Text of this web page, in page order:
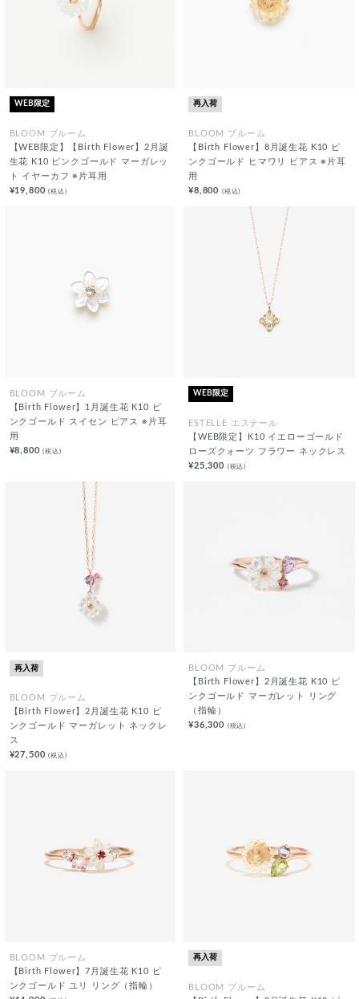
WEB限定
BLOOM ブルーム
【WEB限定】【Birth Flower】2月誕
生花 K10 ピンクゴールド マーガレッ
ト イヤーカフ ※片耳用
¥19,800(税込)
再入荷
BLOOM ブルーム
【Birth Flower】8月誕生花 K10 ピ
ンクゴールド ヒマワリ ピアス ※片耳
用
¥8,800 (税込)
BLOOM ブルーム
【Birth Flower】1月誕生花 K10 ピ
ンクゴールド スイセン ピアス ※片耳
用
¥8,800(税込)
WEB限定
ESTELLE エステール
【WEB限定】K10 イエローゴールド
ローズクォーツ フラワー ネックレス
¥25,300 (税込)
再入荷
BLOOM ブルーム
【Birth Flower】2月誕生花 K10 ピ
ンクゴールド マーガレット ネックレ
ス
¥27,500(税込)
BLOOM ブルーム
【Birth Flower】2月誕生花 K10 ピ
ンクゴールド マーガレット リング
（指輪）
¥36,300 (税込)
BLOOM ブルーム
【Birth Flower】7月誕生花 K10 ピ
ンクゴールド ユリ リング（指輪）
再入荷
BLOOM ブルーム